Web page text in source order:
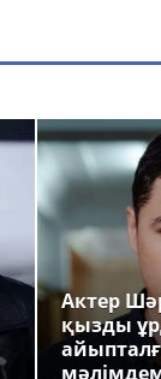
Актер
қызды